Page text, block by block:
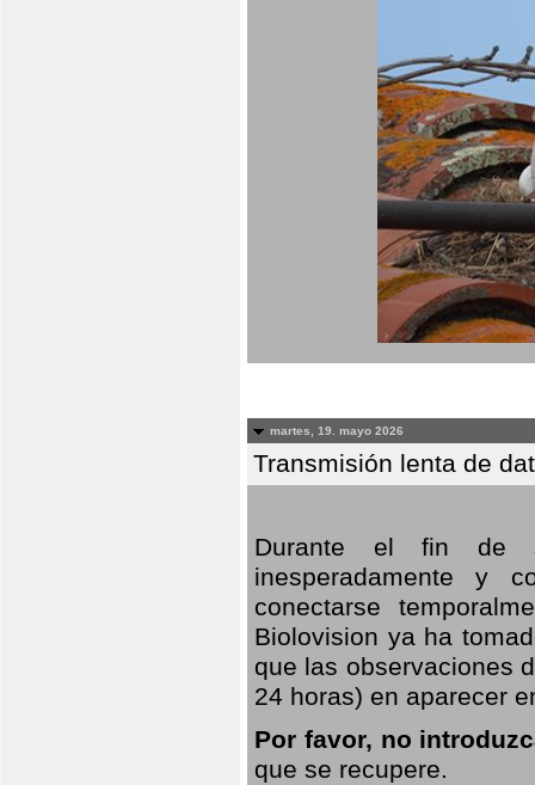
martes, 19. mayo 2026
Transmisión lenta de
Durante el fin de
inesperadamente y
conectarse
Biolovision ya ha
que las observaciones
24 horas) en aparecer
Por favor, no
que se recupere.